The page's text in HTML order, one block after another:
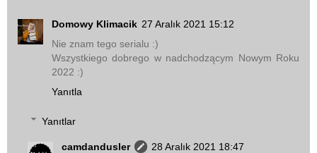
Domowy Klimacik 27 Aralık 2021 15:12
Nie znam tego serialu :)
Wszystkiego dobrego w nadchodzącym Nowym Roku
2022 :)
Yanıtla
Yanıtlar
camdandusler
28 Aralık 2021 18:47